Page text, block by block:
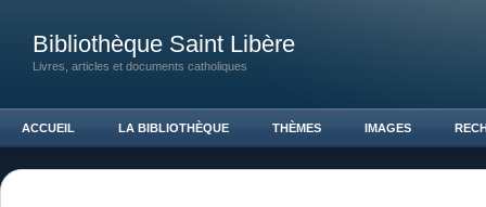
Bibliothèque Saint Libère
Livres, articles et documents catholiques
ACCUEIL LA BIBLIOTHÈQUE THÈMES IMAGES